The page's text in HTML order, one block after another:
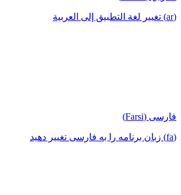
(ar) تغيير لغة التطبيق إلى العربية
فارسی (Farsi)
(fa) زبان برنامه را به فارسی تغییر دهید